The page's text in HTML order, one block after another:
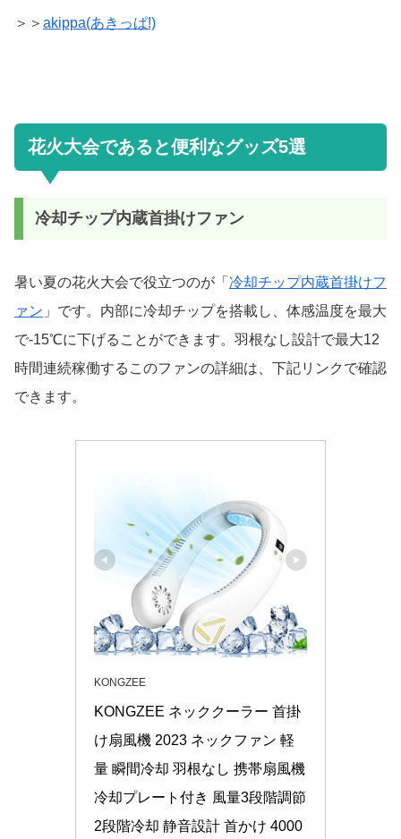
＞＞ akippa(あきっぱ!)
花火大会であると便利なグッズ5選
冷却チップ内蔵首掛けファン
暑い夏の花火大会で役立つのが「 冷却チップ内蔵首掛けフ
ァン 」です。内部に冷却チップを搭載し、体感温度を最大
で-15℃に下げることができます。羽根なし設計で最大12
時間連続稼働するこのファンの詳細は、下記リンクで確認
できます。
KONGZEE
KONGZEE ネッククーラー 首掛
け扇風機 2023 ネックファン 軽
量 瞬間冷却 羽根なし 携帯扇風機
冷却プレート付き 風量3段階調節
2段階冷却 静音設計 首かけ 4000